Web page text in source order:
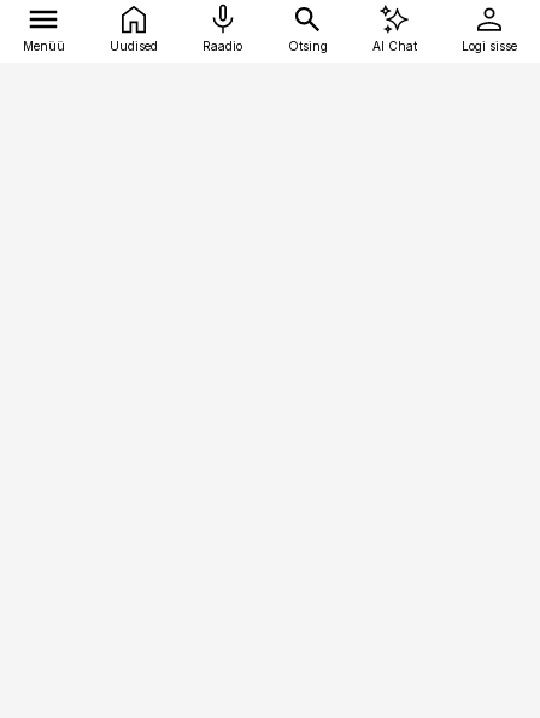
Menüü Uudised Raadio Otsing AI Chat Logi sisse